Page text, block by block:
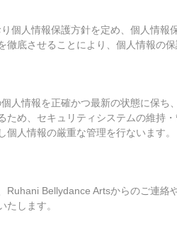
個人情報保護方針を定め、個人情報
底させることにより、個人情報の保
人情報を正確かつ最新の状態に保ち
ため、セキュリティシステムの維持
人情報の厳重な管理を行ないます。
Ruhani Bellydance Artsからのご連絡
します。